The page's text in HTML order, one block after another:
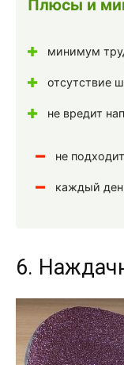
Плюсы и
минимум
отсутствие
не вредит
не
каждый
6.